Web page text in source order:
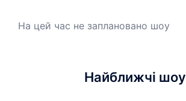
На цей час не заплановано шоу
Найближчі шоу